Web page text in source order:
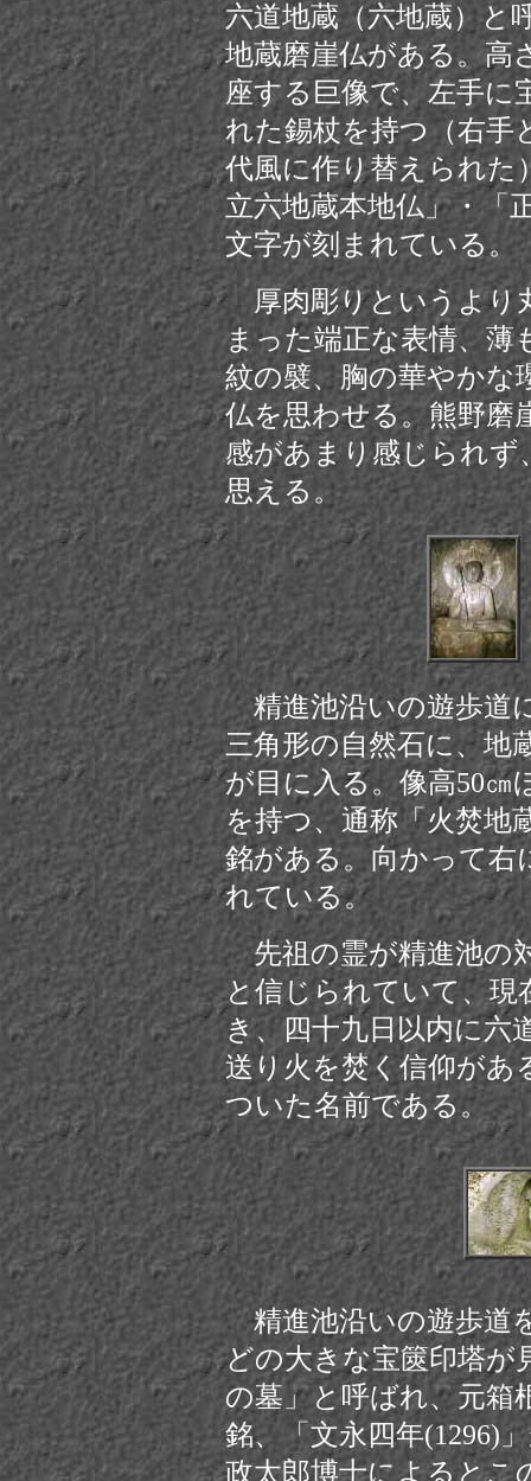
六道地蔵（六地蔵）と
地蔵磨崖仏がある。高
座する巨像で、左手に
れた錫杖を持つ（右手
代風に作り替えられた
立六地蔵本地仏」・「
文字が刻まれている。
厚肉彫りというより
まった端正な表情、薄
紋の襞、胸の華やかな
仏を思わせる。熊野磨
感があまり感じられず
思える。
精進池沿いの遊歩道
三角形の自然石に、地
が目に入る。像高50㎝
を持つ、通称「火焚地
銘がある。向かって右
れている。
先祖の霊が精進池の
と信じられていて、現
き、四十九日以内に六
送り火を焚く信仰があ
ついた名前である。
精進池沿いの遊歩道
どの大きな宝篋印塔が
の墓」と呼ばれ、元箱
銘、「文永四年(1296)
政太郎博士によるとこ